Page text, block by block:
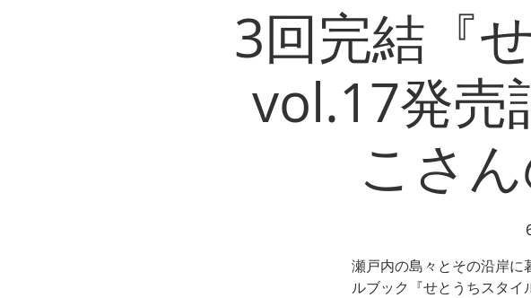
3回完結『
vol.17発売
こさ
瀬戸内の島々とその沿岸に
ルブック『せとうちスタ